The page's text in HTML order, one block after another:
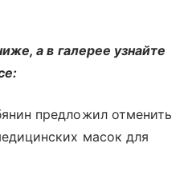
а в галерее узнайте
предложил отменить
масок для